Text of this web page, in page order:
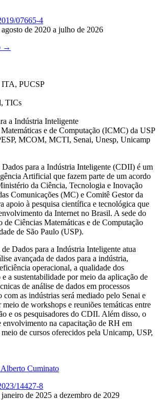
07665-4
de 2020 a julho de 2026
→
PUCSP
TICs
a Indústria Inteligente
e de Computação (ICMC) da USP
MCOM, MCTI, Senai, Unesp, Unicamp
para a Indústria Inteligente (CDII) é um
Artificial que fazem parte de um acordo
da Ciência, Tecnologia e Inovação
Comunicações (MC) e Comitê Gestor da
apoio à pesquisa científica e tecnológica que
da Internet no Brasil. A sede do
Ciências Matemáticas e de Computação
de São Paulo (USP).
Dados para a Indústria Inteligente atua
avançada de dados para a indústria,
operacional, a qualidade dos
a sustentabilidade por meio da aplicação de
de análise de dados em processos
as indústrias será mediado pelo Senai e
de workshops e reuniões temáticas entre
e os pesquisadores do CDII. Além disso, o
na capacitação de RH em
de cursos oferecidos pela Unicamp, USP,
Alberto Cuminato
14427-8
de 2025 a dezembro de 2029